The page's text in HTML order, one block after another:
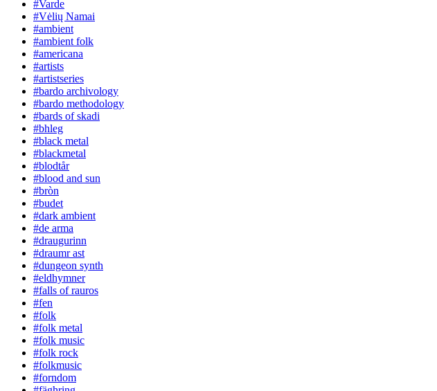
#Varde
#Vėlių Namai
#ambient
#ambient folk
#americana
#artists
#artistseries
#bardo archivology
#bardo methodology
#bards of skadi
#bhleg
#black metal
#blackmetal
#blodtår
#blood and sun
#bròn
#budet
#dark ambient
#de arma
#draugurinn
#draumr ast
#dungeon synth
#eldhymner
#falls of rauros
#fen
#folk
#folk metal
#folk music
#folk rock
#folkmusic
#forndom